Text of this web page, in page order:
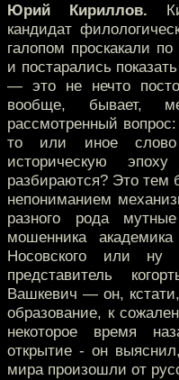
Юрий Кириллов.
кандидат
галопом проскакали
и постарались
— это не нечто
вообще, бывает,
рассмотренный
то или иное слово
историческую
разбираются? Это тем
непониманием
разного рода
мошенника
Носовского или ну
представитель
Вашкевич — он,
образование, к
некоторое время
открытие - он
мира произошли от